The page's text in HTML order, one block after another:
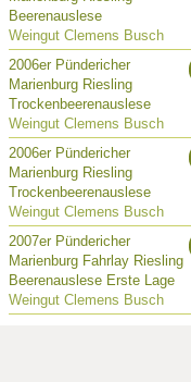
Beerenauslese
Weingut Clemens Busch
2006er Pündericher
Marienburg Riesling
Trockenbeerenauslese
Weingut Clemens Busch
2006er Pündericher
Marienburg Riesling
Trockenbeerenauslese
Weingut Clemens Busch
2007er Pündericher
Marienburg Fahrlay Riesling
Beerenauslese Erste Lage
Weingut Clemens Busch